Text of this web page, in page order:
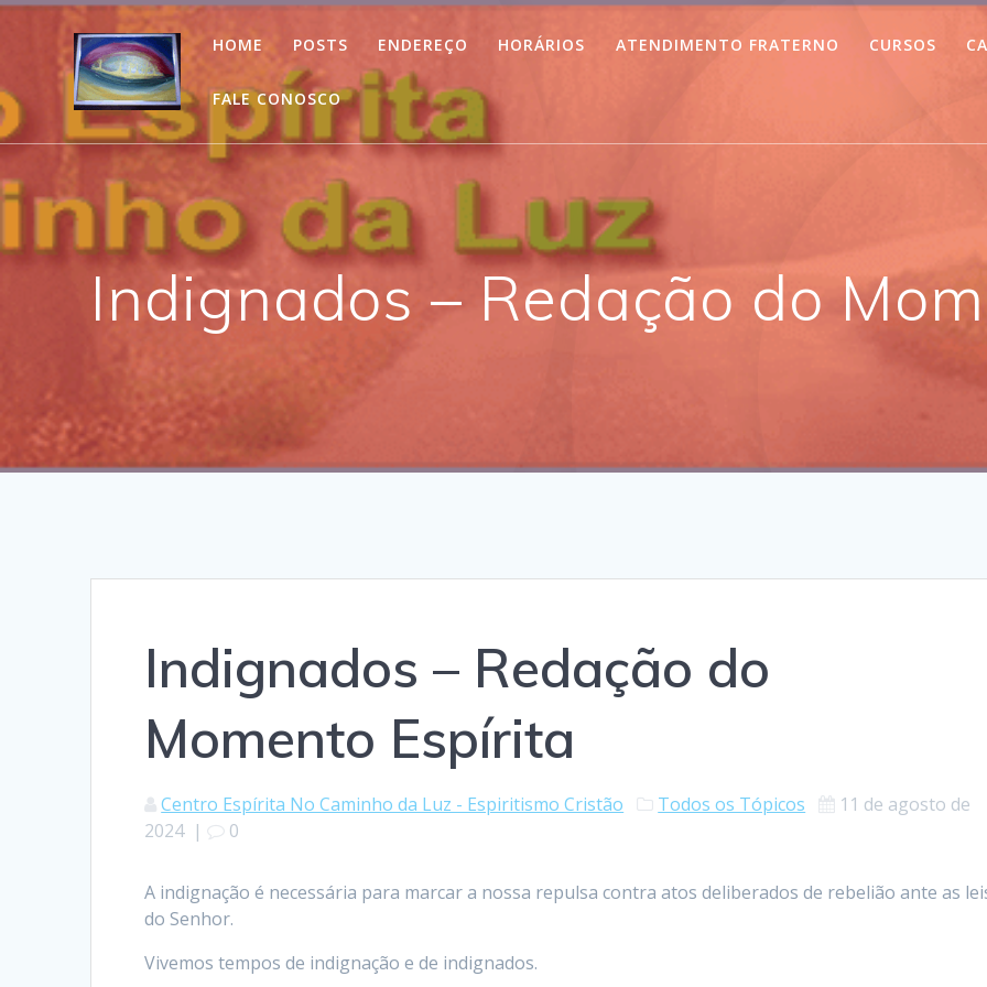
Skip
content
HOME POSTS ENDEREÇO HORÁRIOS ATENDIMENTO FRATERNO CURSOS
FALE CONOSCO
Indignados – Redação do
Indignados – Redação do
Momento Espírita
Centro Espírita No Caminho da Luz - Espiritismo Cristão Todos os Tópicos
11 de agosto de
2024| 0
A indignação é necessária para marcar a nossa repulsa contra atos deliberados de rebelião ante as
do Senhor.
Vivemos tempos de indignação e de indignados.